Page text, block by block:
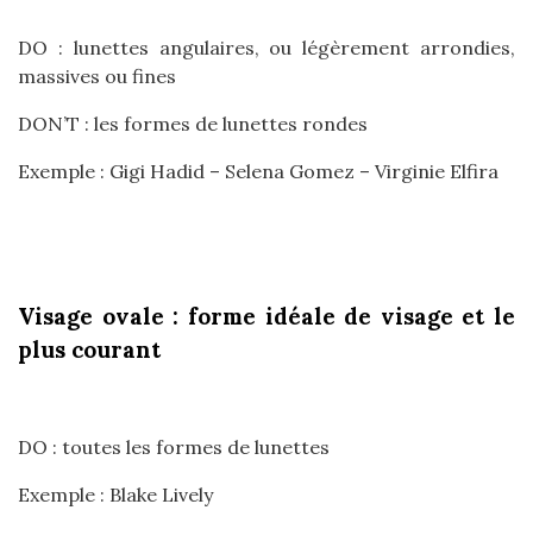
DO : lunettes angulaires, ou légèrement arrondies,
massives ou fines
DON’T : les formes de lunettes rondes
Exemple : Gigi Hadid – Selena Gomez – Virginie Elfira
Visage ovale : forme idéale de visage et le
plus courant
DO : toutes les formes de lunettes
Exemple : Blake Lively